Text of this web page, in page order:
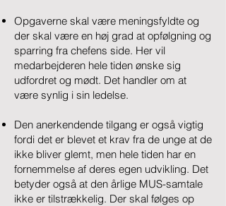
Opgaverne skal være meningsfyldte og
der skal være en høj grad at opfølgning og
sparring fra chefens side. Her vil
medarbejderen hele tiden ønske sig
udfordret og mødt. Det handler om at
være synlig i sin ledelse.
Den anerkendende tilgang er også vigtig
fordi det er blevet et krav fra de unge at de
ikke bliver glemt, men hele tiden har en
fornemmelse af deres egen udvikling. Det
betyder også at den årlige MUS-samtale
ikke er tilstrækkelig. Der skal følges op